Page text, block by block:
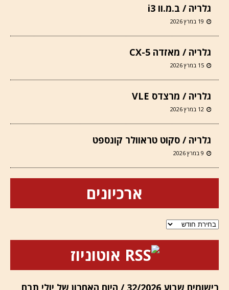
גלריה / ב.מ.וו i3
19 במרץ 2026
גלריה / מאזדה CX-5
15 במרץ 2026
גלריה / מרצדס VLE
12 במרץ 2026
גלריה / סקוט טראוולר קונספט
9 במרץ 2026
ארכיונים
ארכיונים
אוטוניוז
רישומים שבוע 32/2026 / היום האחרון של יולי תרם